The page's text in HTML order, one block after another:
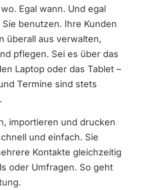
Egal wann. Und egal
benutzen. Ihre Kunden
überall aus verwalten,
pflegen. Sei es über das
Laptop oder das Tablet –
Termine sind stets
importieren und drucken
und einfach. Sie
Kontakte gleichzeitig
oder Umfragen. So geht